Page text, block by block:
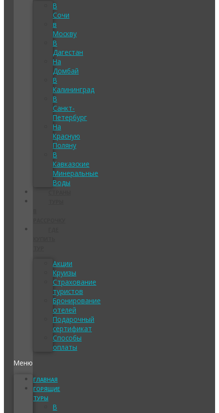
В
Сочи
в
Москву
В
Дагестан
На
Домбай
В
Калининград
В
Санкт-
Петербург
На
Красную
Поляну
В
Кавказские
Минеральные
Воды
Акции
Круизы
Страхование
туристов
Бронирование
отелей
Подарочный
сертификат
Способы
оплаты
Меню
ГЛАВНАЯ
ГОРЯЩИЕ
ТУРЫ
В